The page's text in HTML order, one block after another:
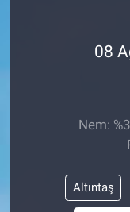
08
Nem:
Altıntaş